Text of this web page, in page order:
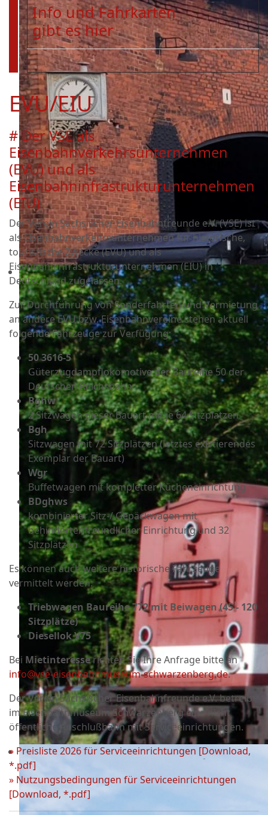
Info und Fahrkarten
gibt es hier
EVU/EIU
# Der VSE als
Eisenbahnverkehrsunternehmen
(EVU) und als
Eisenbahninfrastrukturunternehmen
(EIU)
Der Verein Sächsischer Eisenbahnfreunde e.V. (VSE) ist
als Eisenbahnverkehrsunternehmen für historische,
touristische Zwecke (EVU) und als
Eisenbahninfrastrukturunternehmen (EIU) in
Deutschland zugelassen.
Zur Durchführung von Sonderfahrten und Vermietung
an andere EVU bzw. Eisenbahnvereine stehen aktuell
folgende Fahrzeuge zur Verfügung:
50 3616-5
Güterzugdampflokomotive der Baureihe 50 der
Deutschen Reichsbahn
Bghw
2 Sitzwagen dieser Bauart mit je 64 Sitzplätzen
Bgh
Sitzwagen mit 72 Sitzplätzen (letztes existierendes
Exemplar der Bauart)
Wgr
Buffetwagen mit kompletter Kücheneinrichtung
BDghws
kombinierter Sitz-/ Gepäckwagen mit
behindertenfreundlicher Einrichtung und 32
Sitzplätzen
Es können auch weitere historische Fahrzeuge
vermittelt werden:
Triebwagen Baureihe 772 mit Beiwagen (45 - 120
Sitzplätze)
Diesellok V75
Bei Mietinteresserichten Sie Ihre Anfrage bitte an
info@vse-eisenbahnmuseum-schwarzenberg.de.
Der Verein Sächsischer Eisenbahnfreunde e.V. betreibt
im Eisenbahnmuseum Schwarzenberg eine nicht
öffentliche Anschlußbahn mit Serviceeinrichtungen.
» Preisliste 2026 für Serviceeinrichtungen [Download,
*.pdf]
» Nutzungsbedingungen für Serviceeinrichtungen
[Download, *.pdf]